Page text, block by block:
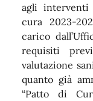
agli interventi
cura 2023-
carico
requisiti
valutazione
quanto già
“Patto di